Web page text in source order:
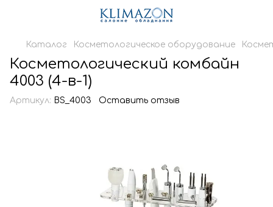
Каталог Косметологическое оборудование
Косметологический комбайн
4003 (4-в-1)
Артикул: BS_4003 Оставить отзыв